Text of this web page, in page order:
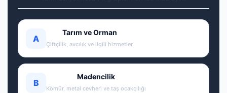
A
Tarım ve Orman
Çiftçilik, avcılık ve ilgili hizmetler
B
Madencilik
Kömür, metal cevheri ve taş ocakçılığı